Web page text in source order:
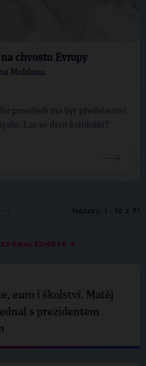
◀
euro i školství. Matěj
s prezidentem
chvostu Evropy
Moldana
prostředí má být představitel
Lze se divit kritikům?
Názory: 1 - 10 z 71